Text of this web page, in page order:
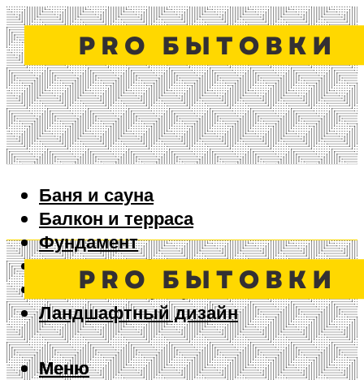
Баня и сауна
Балкон и терраса
Фундамент
Ворота и забор
Дизайн интерьера
Ландшафтный дизайн
Меню
Меню